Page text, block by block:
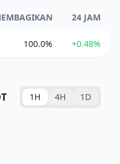
24 JAM
100.0% +0.48%
1H 4H 1D